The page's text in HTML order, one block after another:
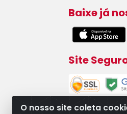
O nosso site coleta
Baixe já
Site